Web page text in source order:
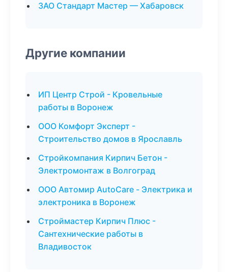
ЗАО Стандарт Мастер — Хабаровск
Другие компании
ИП Центр Строй - Кровельные
работы в Воронеж
ООО Комфорт Эксперт -
Строительство домов в Ярославль
Стройкомпания Кирпич Бетон -
Электромонтаж в Волгоград
ООО Автомир AutoCare - Электрика и
электроника в Воронеж
Строймастер Кирпич Плюс -
Сантехнические работы в
Владивосток